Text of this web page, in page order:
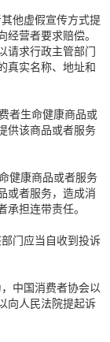
他虚假宣传方式提
营者要求赔偿。
请求行政主管部门
真实名称、地址和
者生命健康商品或
供该商品或者服务
健康商品或者服务
或者服务，造成消
担连带责任。
门应当自收到投诉
中国消费者协会以
向人民法院提起诉